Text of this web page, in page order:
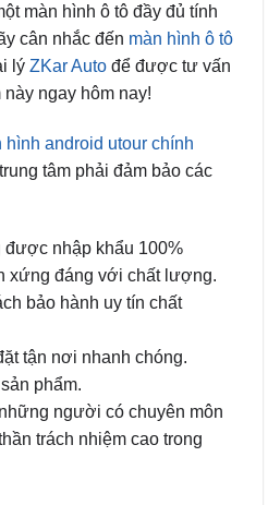
màn hình ô tô đầy đủ tính
cân nhắc đến màn hình ô tô
lý ZKar Auto để được tư vấn
ngay hôm nay!
hình android utour chính
tâm phải đảm bảo các
được nhập khẩu 100%
xứng đáng với chất lượng.
bảo hành uy tín chất
tận nơi nhanh chóng.
phẩm.
người có chuyên môn
trách nhiệm cao trong